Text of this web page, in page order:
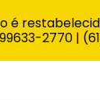
2770 |